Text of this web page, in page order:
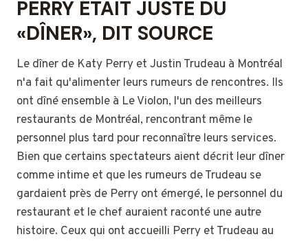
PERRY ÉTAIT JUSTE DU
«DÎNER», DIT SOURCE
Le dîner de Katy Perry et Justin Trudeau à Montréal
n'a fait qu'alimenter leurs rumeurs de rencontres. Ils
ont dîné ensemble à Le Violon, l'un des meilleurs
restaurants de Montréal, rencontrant même le
personnel plus tard pour reconnaître leurs services.
Bien que certains spectateurs aient décrit leur dîner
comme intime et que les rumeurs de Trudeau se
gardaient près de Perry ont émergé, le personnel du
restaurant et le chef auraient raconté une autre
histoire. Ceux qui ont accueilli Perry et Trudeau au